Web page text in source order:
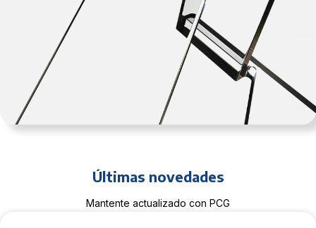
Últimas novedades
Mantente actualizado con PCG
Joe Ventura